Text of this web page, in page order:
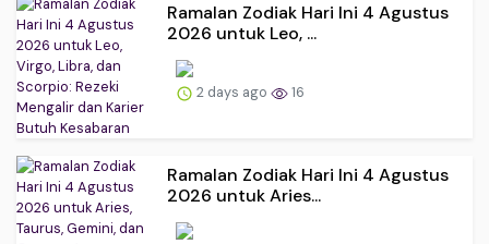
Ramalan Zodiak Hari Ini 4 Agustus
2026 untuk Leo, ...
2 days ago 16
Ramalan Zodiak Hari Ini 4 Agustus
2026 untuk Aries...